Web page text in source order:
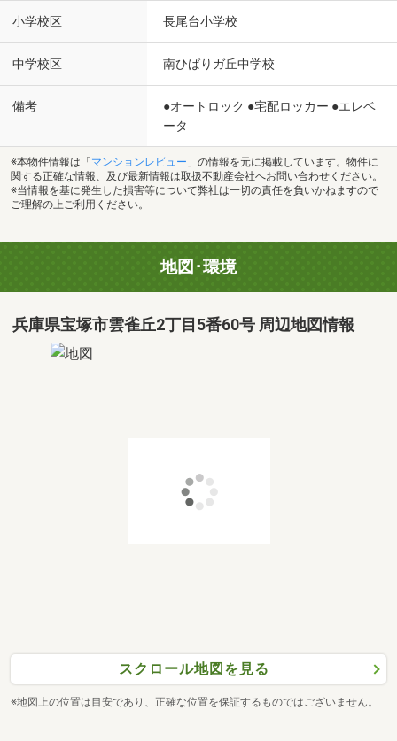
小学校区 長尾台小学校
中学校区 南ひばりガ丘中学校
備考
●オートロック ●宅配ロッカー ●エレベ
ータ
※本物件情報は「 マンションレビュー 」の情報を元に掲載しています。物件に
関する正確な情報、及び最新情報は取扱不動産会社へお問い合わせください。
※当情報を基に発生した損害等について弊社は一切の責任を負いかねますので
ご理解の上ご利用ください。
地図･環境
兵庫県宝塚市雲雀丘2丁目5番60号 周辺地図情報
スクロール地図を見る
※地図上の位置は目安であり、正確な位置を保証するものではございません。